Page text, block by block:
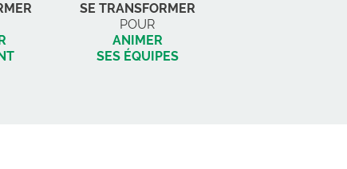
SE TRANSFORMER
POUR
ANIMER
SES ÉQUIPES